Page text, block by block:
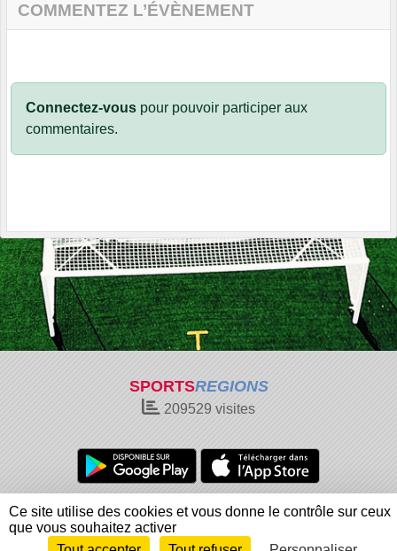
COMMENTEZ L’ÉVÈNEMENT
Connectez-vous pour pouvoir participer aux
commentaires.
SPORTSREGIONS
209529 visites
Charte cookies
Gestion des cookies
Informations légales
Signaler un contenu inapproprié
Ce site utilise des cookies et vous donne le contrôle sur ceux
que vous souhaitez activer